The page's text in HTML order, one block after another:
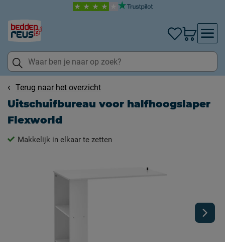
Terug naar het overzicht
Uitschuifbureau voor halfhoogslaper
Flexworld
Makkelijk in elkaar te zetten